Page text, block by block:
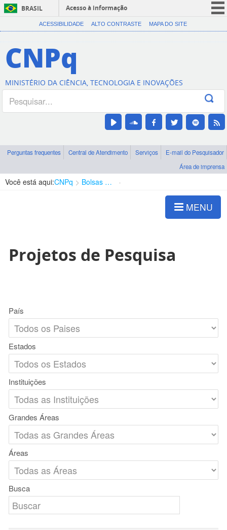
BRASIL
Acesso à informação
CORONAVÍRUS (COVID-19)
Canais
ACESSIBILIDADE ALTO CONTRASTE MAPA DO SITE
CNPq
MINISTÉRIO DA CIÊNCIA, TECNOLOGIA E INOVAÇÕES
Perguntas frequentes Central de Atendimento Serviços
E-mail do Pesquisador
Área de imprensa
Você está aqui:CNPq Bolsas e Auxílios Vigentes
MENU
Projetos de Pesquisa
País
Estados
Instituições
Grandes Áreas
Áreas
Busca